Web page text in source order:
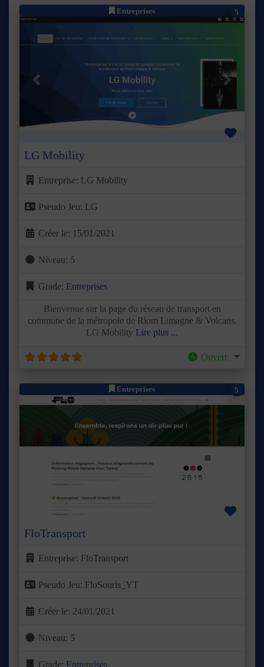
Entreprises 5
Précédent Suivant
LG Mobility
Entreprise: LG Mobility
Pseudo Jeu: LG
Créer le: 15/01/2021
Niveau: 5
Grade: Entreprises
Bienvenue sur la page du réseau de transport en
commune de la métropole de Riom Limagne & Volcans.
LG Mobility Lire plus ...
Ouvert:
Entreprises 5
Précédent
FloTransport
Entreprise: FloTransport
Pseudo Jeu: FloSouris_YT
Créer le: 24/01/2021
Niveau: 5
Grade: Entreprises